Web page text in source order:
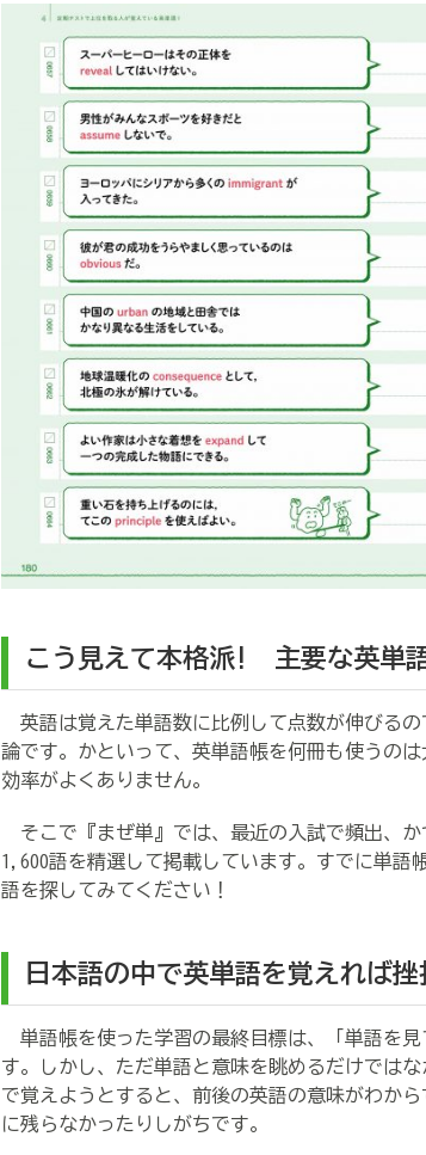
こう見えて本格派! 主要な英単
英語は覚えた単語数に比例して点数が伸びる
論です。かといって、英単語帳を何冊も使うの
効率がよくありません。
そこで『まぜ単』では、最近の入試で頻出、
1,600語を精選して掲載しています。すでに単語
語を探してみてください！
日本語の中で英単語を覚えれば
単語帳を使った学習の最終目標は、「単語を
す。しかし、ただ単語と意味を眺めるだけでは
で覚えようとすると、前後の英語の意味がわか
に残らなかったりしがちです。